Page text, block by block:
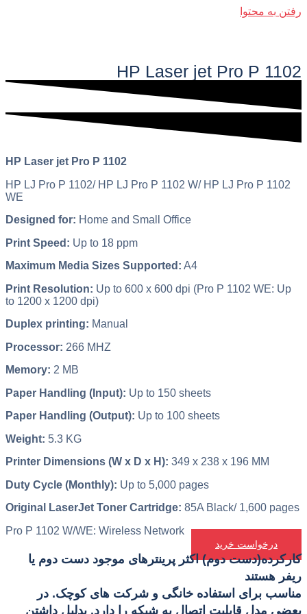
رفتن به محتوا
HP Laser jet Pro P 1102​
HP Laser jet Pro P 1102
HP LJ Pro P 1102/ HP LJ Pro P 1102 W/ HP LJ Pro P 1102
WE
Designed for: Home and Small Office
Print Speed: Up to 18 ppm
Maximum Media Sizes Supported: A4
Print Resolution: Up to 600 x 600 dpi (Pro P 1102 WE: Up
to 1200 x 1200 dpi)
Duplex printing: Manual
Processor: 266 MHZ
Memory: 2 MB
Paper Handling (Input): Up to 150 sheets
Paper Handling (Output): Up to 100 sheets
Weight: 5.3 KG
Printer Dimensions (W x D x H): 349 x 238 x 196 MM
Duty Cycle (Monthly): Up to 5,000 pages
Original LaserJet Toner Cartridge: 85A Black/ 1,600 pages
Pro P 1102 W/WE: Wireless Network
درخواست خرید
کارکرده(دست دوم) اکثر پرینترهای موجود دست دوم یا
ریفر هستند
مناسب برای استفاده خانگی و شرکت های کوچک. در
بعضی مدل قابلیت اتصال به شبکه را دارد. بدلیل داشتن